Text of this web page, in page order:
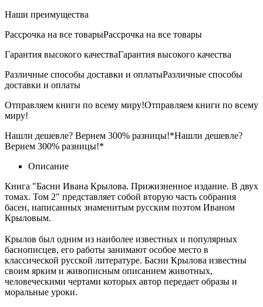
Наши преимущества
Рассрочка на все товарыРассрочка на все товары
Гарантия высокого качестваГарантия высокого качества
Различные способы доставки и оплатыРазличные способы
доставки и оплаты
Отправляем книги по всему миру!Отправляем книги по всему
миру!
Нашли дешевле? Вернем 300% разницы!*Нашли дешевле?
Вернем 300% разницы!*
Описание
Книга "Басни Ивана Крылова. Прижизненное издание. В двух
томах. Том 2" представляет собой вторую часть собрания
басен, написанных знаменитым русским поэтом Иваном
Крыловым.
Крылов был одним из наиболее известных и популярных
баснописцев, его работы занимают особое место в
классической русской литературе. Басни Крылова известны
своим ярким и живописным описанием животных,
человеческими чертами которых автор передает образы и
моральные уроки.